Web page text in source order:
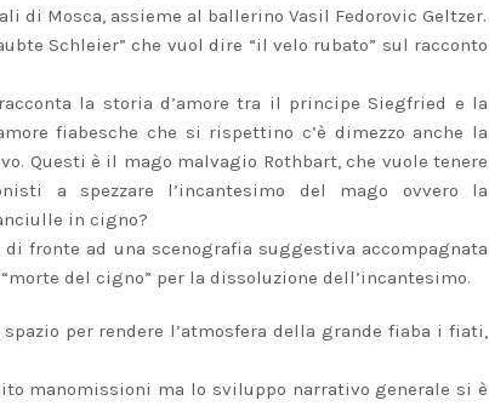
di Mosca, assieme al ballerino Vasil Fedorovic Geltzer.
Schleier” che vuol dire “il velo rubato” sul racconto
la storia d’amore tra il principe Siegfried e la
fiabesche che si rispettino c’è dimezzo anche la
Questi è il mago malvagio Rothbart, che vuole tenere
a spezzare l’incantesimo del mago ovvero la
in cigno?
fronte ad una scenografia suggestiva accompagnata
del cigno” per la dissoluzione dell’incantesimo.
per rendere l’atmosfera della grande fiaba i fiati,
manomissioni ma lo sviluppo narrativo generale si è